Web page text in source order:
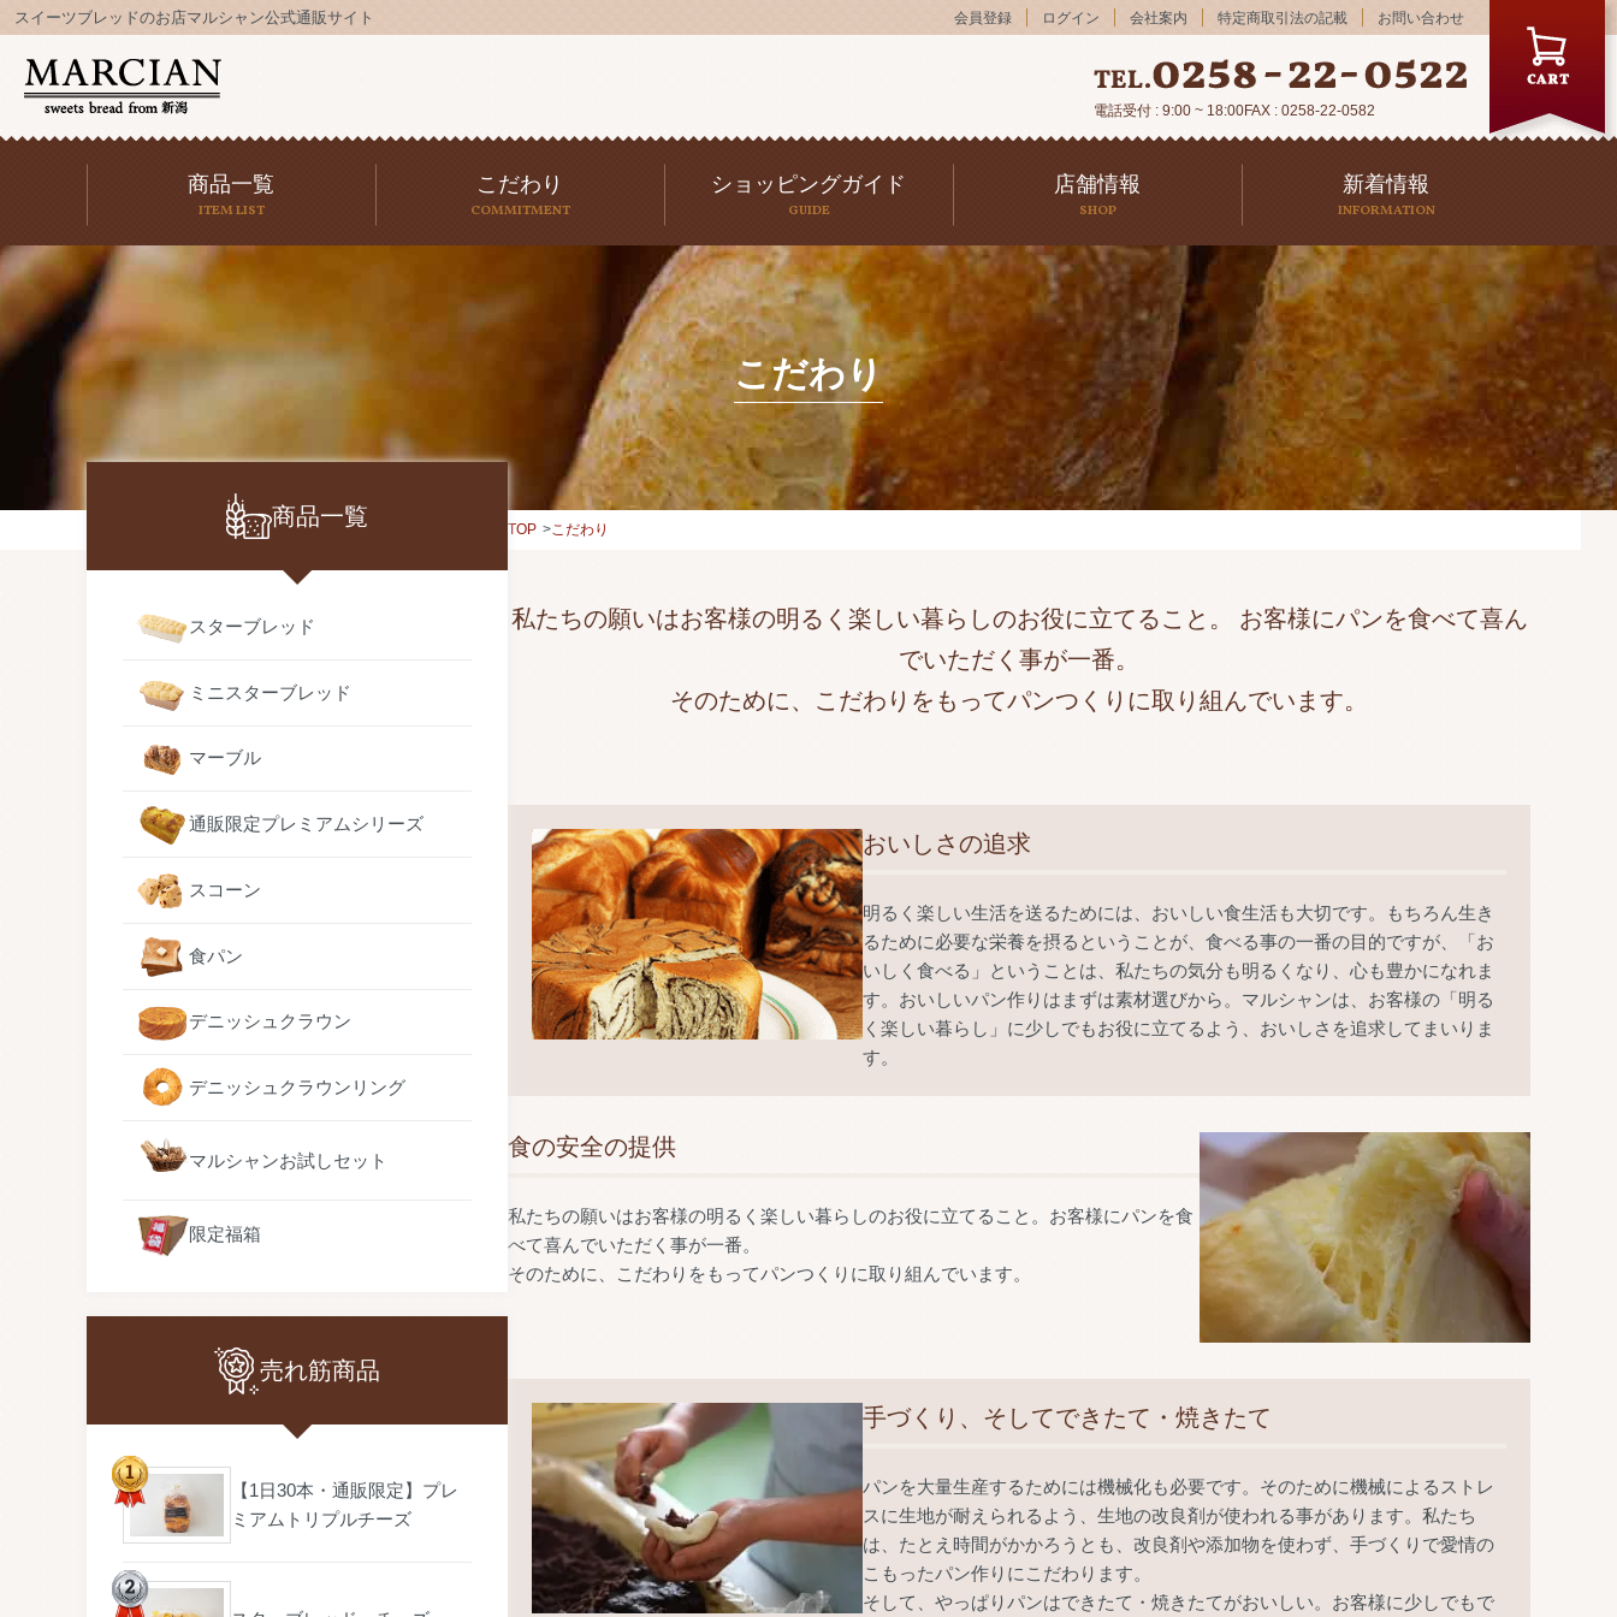
スイーツブレッドのお店マルシャン公式通販サイト 会員登録 ログイン 会社案内 特定商取引法の記載 お問い合わせ
電話受付 : 9:00 ~ 18:00FAX : 0258-22-0582
商品一覧
ITEM LIST
こだわり
COMMITMENT
ショッピングガイド
GUIDE
店舗情報
SHOP
新着情報
INFORMATION
こだわり
TOP こだわり
私たちの願いはお客様の明るく楽しい暮らしのお役に立てること。 お客様にパンを食べて喜ん
でいただく事が一番。
そのために、こだわりをもってパンつくりに取り組んでいます。
おいしさの追求
明るく楽しい生活を送るためには、おいしい食生活も大切です。もちろん生き
るために必要な栄養を摂るということが、食べる事の一番の目的ですが、「お
いしく食べる」ということは、私たちの気分も明るくなり、心も豊かになれま
す。おいしいパン作りはまずは素材選びから。マルシャンは、お客様の「明る
く楽しい暮らし」に少しでもお役に立てるよう、おいしさを追求してまいりま
す。
食の安全の提供
私たちの願いはお客様の明るく楽しい暮らしのお役に立てること。お客様にパンを食
べて喜んでいただく事が一番。
そのために、こだわりをもってパンつくりに取り組んでいます。
手づくり、そしてできたて・焼きたて
パンを大量生産するためには機械化も必要です。そのために機械によるストレ
スに生地が耐えられるよう、生地の改良剤が使われる事があります。私たち
は、たとえ時間がかかろうとも、改良剤や添加物を使わず、手づくりで愛情の
こもったパン作りにこだわります。
そして、やっぱりパンはできたて・焼きたてがおいしい。お客様に少しでもで
商品一覧
スターブレッド
ミニスターブレッド
マーブル
通販限定プレミアムシリーズ
スコーン
食パン
デニッシュクラウン
デニッシュクラウンリング
マルシャンお試しセット
限定福箱
売れ筋商品
【1日30本・通販限定】プレ
ミアムトリプルチーズ